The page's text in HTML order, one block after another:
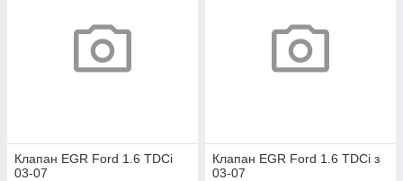
Клапан EGR Ford 1.6 TDCi
03-07
Клапан EGR Ford 1.6 TDCi з
03-07